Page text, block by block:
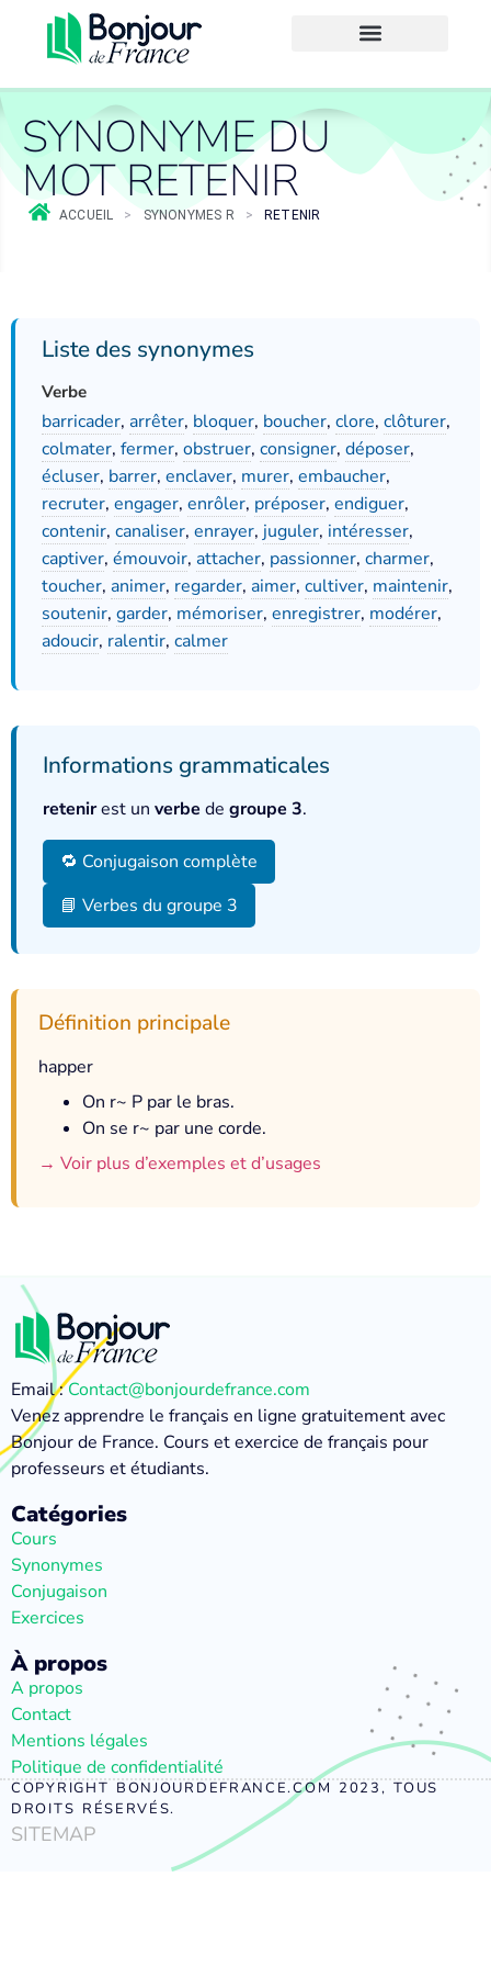
SYNONYME DU
MOT RETENIR
ACCUEIL > SYNONYMES R > RETENIR
Liste des synonymes
Verbe
barricader, arrêter, bloquer, boucher, clore, clôturer,
colmater, fermer, obstruer, consigner, déposer,
écluser, barrer, enclaver, murer, embaucher,
recruter, engager, enrôler, préposer, endiguer,
contenir, canaliser, enrayer, juguler, intéresser,
captiver, émouvoir, attacher, passionner, charmer,
toucher, animer, regarder, aimer, cultiver, maintenir,
soutenir, garder, mémoriser, enregistrer, modérer,
adoucir, ralentir, calmer
Informations grammaticales
retenirest un verbe de groupe 3.
🔁 Conjugaison complète
📘 Verbes du groupe 3
Définition principale
happer
On r~ P par le bras.
On se r~ par une corde.
→ Voir plus d’exemples et d’usages
Email :Contact@bonjourdefrance.com
Venez apprendre le français en ligne gratuitement avec
Bonjour de France. Cours et exercice de français pour
professeurs et étudiants.
Catégories
Cours
Synonymes
Conjugaison
Exercices
À propos
A propos
Contact
Mentions légales
Politique de confidentialité
COPYRIGHT BONJOURDEFRANCE.COM 2023, TOUS
DROITS RÉSERVÉS.
SITEMAP